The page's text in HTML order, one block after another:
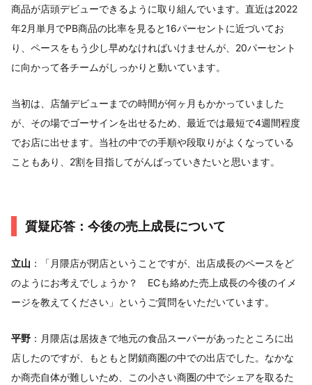
商品が店頭デビューできるように取り組んでいます。直近は2022
年2月単月でPB商品の比率を見ると16パーセントに近づいてお
り、ペースをもう少し早めなければいけませんが、20パーセント
に向かって各チームがしっかりと動いています。
当初は、店舗デビューまでの時間が何ヶ月もかかっていました
が、その場でゴーサインを出せるため、最近では最短で4週間程度
でお店に出せます。当社の中での手順や段取りがよくなっている
こともあり、2割を目指してがんばっていきたいと思います。
質疑応答：今後の売上成長について
立山 ：「月隈店が閉店ということですが、出店成長のペースをど
のようにお考えでしょうか？ ECも絡めた売上成長の今後のイメ
ージを教えてください」というご質問をいただいています。
平野 ：月隈店は居抜きで地元の食品スーパーがあったところに出
店したのですが、もともと閉鎖商圏の中での出店でした。なかな
か商売自体が難しいため、この小さい商圏の中でシェアを取るた